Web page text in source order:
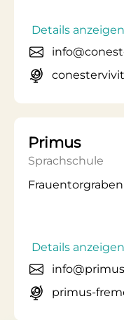
Details anzeigen
Primus
Sprachschule
Details anzeigen
primus-